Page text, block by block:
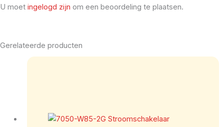
U moet ingelogd zijn om een beoordeling te plaatsen.
Gerelateerde producten